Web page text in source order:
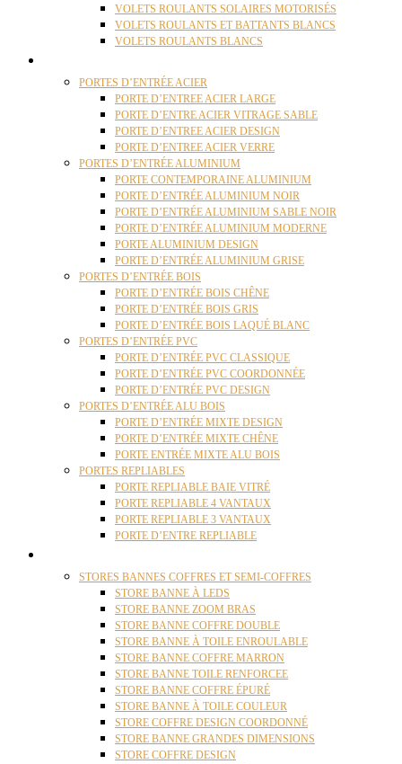
VOLETS ROULANTS SOLAIRES MOTORISÉS
VOLETS ROULANTS ET BATTANTS BLANCS
VOLETS ROULANTS BLANCS
PORTES D’ENTRÉE ACIER
PORTE D’ENTREE ACIER LARGE
PORTE D’ENTRE ACIER VITRAGE SABLE
PORTE D’ENTREE ACIER DESIGN
PORTE D’ENTREE ACIER VERRE
PORTES D’ENTRÉE ALUMINIUM
PORTE CONTEMPORAINE ALUMINIUM
PORTE D’ENTRÉE ALUMINIUM NOIR
PORTE D’ENTRÉE ALUMINIUM SABLE NOIR
PORTE D’ENTRÉE ALUMINIUM MODERNE
PORTE ALUMINIUM DESIGN
PORTE D’ENTRÉE ALUMINIUM GRISE
PORTES D’ENTRÉE BOIS
PORTE D’ENTRÉE BOIS CHÊNE
PORTE D’ENTRÉE BOIS GRIS
PORTE D’ENTRÉE BOIS LAQUÉ BLANC
PORTES D’ENTRÉE PVC
PORTE D’ENTRÉE PVC CLASSIQUE
PORTE D’ENTRÉE PVC COORDONNÉE
PORTE D’ENTRÉE PVC DESIGN
PORTES D’ENTRÉE ALU BOIS
PORTE D’ENTRÉE MIXTE DESIGN
PORTE D’ENTRÉE MIXTE CHÊNE
PORTE ENTRÉE MIXTE ALU BOIS
PORTES REPLIABLES
PORTE REPLIABLE BAIE VITRÉ
PORTE REPLIABLE 4 VANTAUX
PORTE REPLIABLE 3 VANTAUX
PORTE D’ENTRE REPLIABLE
STORES BANNES COFFRES ET SEMI-COFFRES
STORE BANNE À LEDS
STORE BANNE ZOOM BRAS
STORE BANNE COFFRE DOUBLE
STORE BANNE À TOILE ENROULABLE
STORE BANNE COFFRE MARRON
STORE BANNE TOILE RENFORCEE
STORE BANNE COFFRE ÉPURÉ
STORE BANNE À TOILE COULEUR
STORE COFFRE DESIGN COORDONNÉ
STORE BANNE GRANDES DIMENSIONS
STORE COFFRE DESIGN